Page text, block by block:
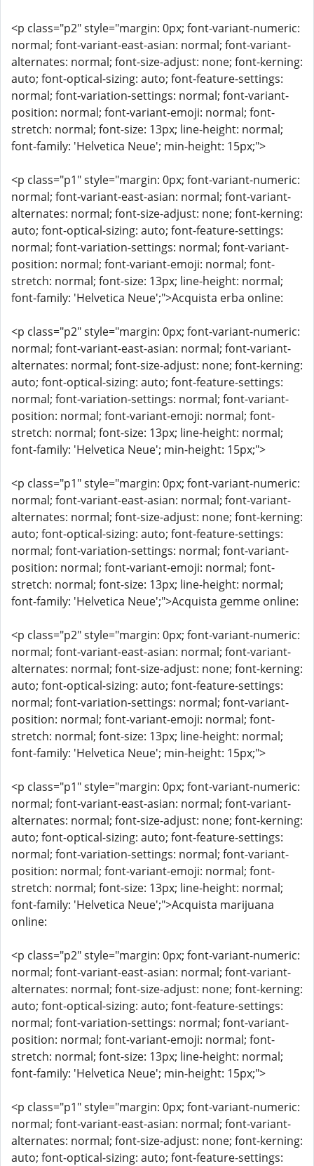
<p class="p2" style="margin: 0px; font-variant-numeric:
normal; font-variant-east-asian: normal; font-variant-
alternates: normal; font-size-adjust: none; font-kerning:
auto; font-optical-sizing: auto; font-feature-settings:
normal; font-variation-settings: normal; font-variant-
position: normal; font-variant-emoji: normal; font-
stretch: normal; font-size: 13px; line-height: normal;
font-family: 'Helvetica Neue'; min-height: 15px;">
<p class="p1" style="margin: 0px; font-variant-numeric:
normal; font-variant-east-asian: normal; font-variant-
alternates: normal; font-size-adjust: none; font-kerning:
auto; font-optical-sizing: auto; font-feature-settings:
normal; font-variation-settings: normal; font-variant-
position: normal; font-variant-emoji: normal; font-
stretch: normal; font-size: 13px; line-height: normal;
font-family: 'Helvetica Neue';">Acquista erba online:
<p class="p2" style="margin: 0px; font-variant-numeric:
normal; font-variant-east-asian: normal; font-variant-
alternates: normal; font-size-adjust: none; font-kerning:
auto; font-optical-sizing: auto; font-feature-settings:
normal; font-variation-settings: normal; font-variant-
position: normal; font-variant-emoji: normal; font-
stretch: normal; font-size: 13px; line-height: normal;
font-family: 'Helvetica Neue'; min-height: 15px;">
<p class="p1" style="margin: 0px; font-variant-numeric:
normal; font-variant-east-asian: normal; font-variant-
alternates: normal; font-size-adjust: none; font-kerning:
auto; font-optical-sizing: auto; font-feature-settings:
normal; font-variation-settings: normal; font-variant-
position: normal; font-variant-emoji: normal; font-
stretch: normal; font-size: 13px; line-height: normal;
font-family: 'Helvetica Neue';">Acquista gemme online:
<p class="p2" style="margin: 0px; font-variant-numeric:
normal; font-variant-east-asian: normal; font-variant-
alternates: normal; font-size-adjust: none; font-kerning:
auto; font-optical-sizing: auto; font-feature-settings:
normal; font-variation-settings: normal; font-variant-
position: normal; font-variant-emoji: normal; font-
stretch: normal; font-size: 13px; line-height: normal;
font-family: 'Helvetica Neue'; min-height: 15px;">
<p class="p1" style="margin: 0px; font-variant-numeric:
normal; font-variant-east-asian: normal; font-variant-
alternates: normal; font-size-adjust: none; font-kerning:
auto; font-optical-sizing: auto; font-feature-settings:
normal; font-variation-settings: normal; font-variant-
position: normal; font-variant-emoji: normal; font-
stretch: normal; font-size: 13px; line-height: normal;
font-family: 'Helvetica Neue';">Acquista marijuana
online:
<p class="p2" style="margin: 0px; font-variant-numeric:
normal; font-variant-east-asian: normal; font-variant-
alternates: normal; font-size-adjust: none; font-kerning:
auto; font-optical-sizing: auto; font-feature-settings:
normal; font-variation-settings: normal; font-variant-
position: normal; font-variant-emoji: normal; font-
stretch: normal; font-size: 13px; line-height: normal;
font-family: 'Helvetica Neue'; min-height: 15px;">
<p class="p1" style="margin: 0px; font-variant-numeric:
normal; font-variant-east-asian: normal; font-variant-
alternates: normal; font-size-adjust: none; font-kerning:
auto; font-optical-sizing: auto; font-feature-settings: